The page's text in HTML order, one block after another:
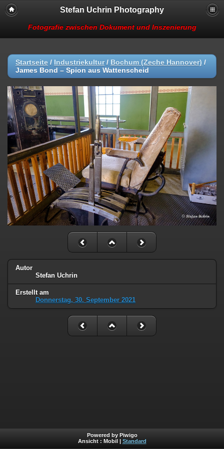
Stefan Uchrin Photography
Fotografie zwischen Dokument und Inszenierung
Startseite / Industriekultur/ Bochum (Zeche Hannover) /
James Bond – Spion aus Wattenscheid
Autor
Stefan Uchrin
Erstellt am
Donnerstag, 30. September 2021
Powered by Piwigo
Ansicht : Mobil Standard